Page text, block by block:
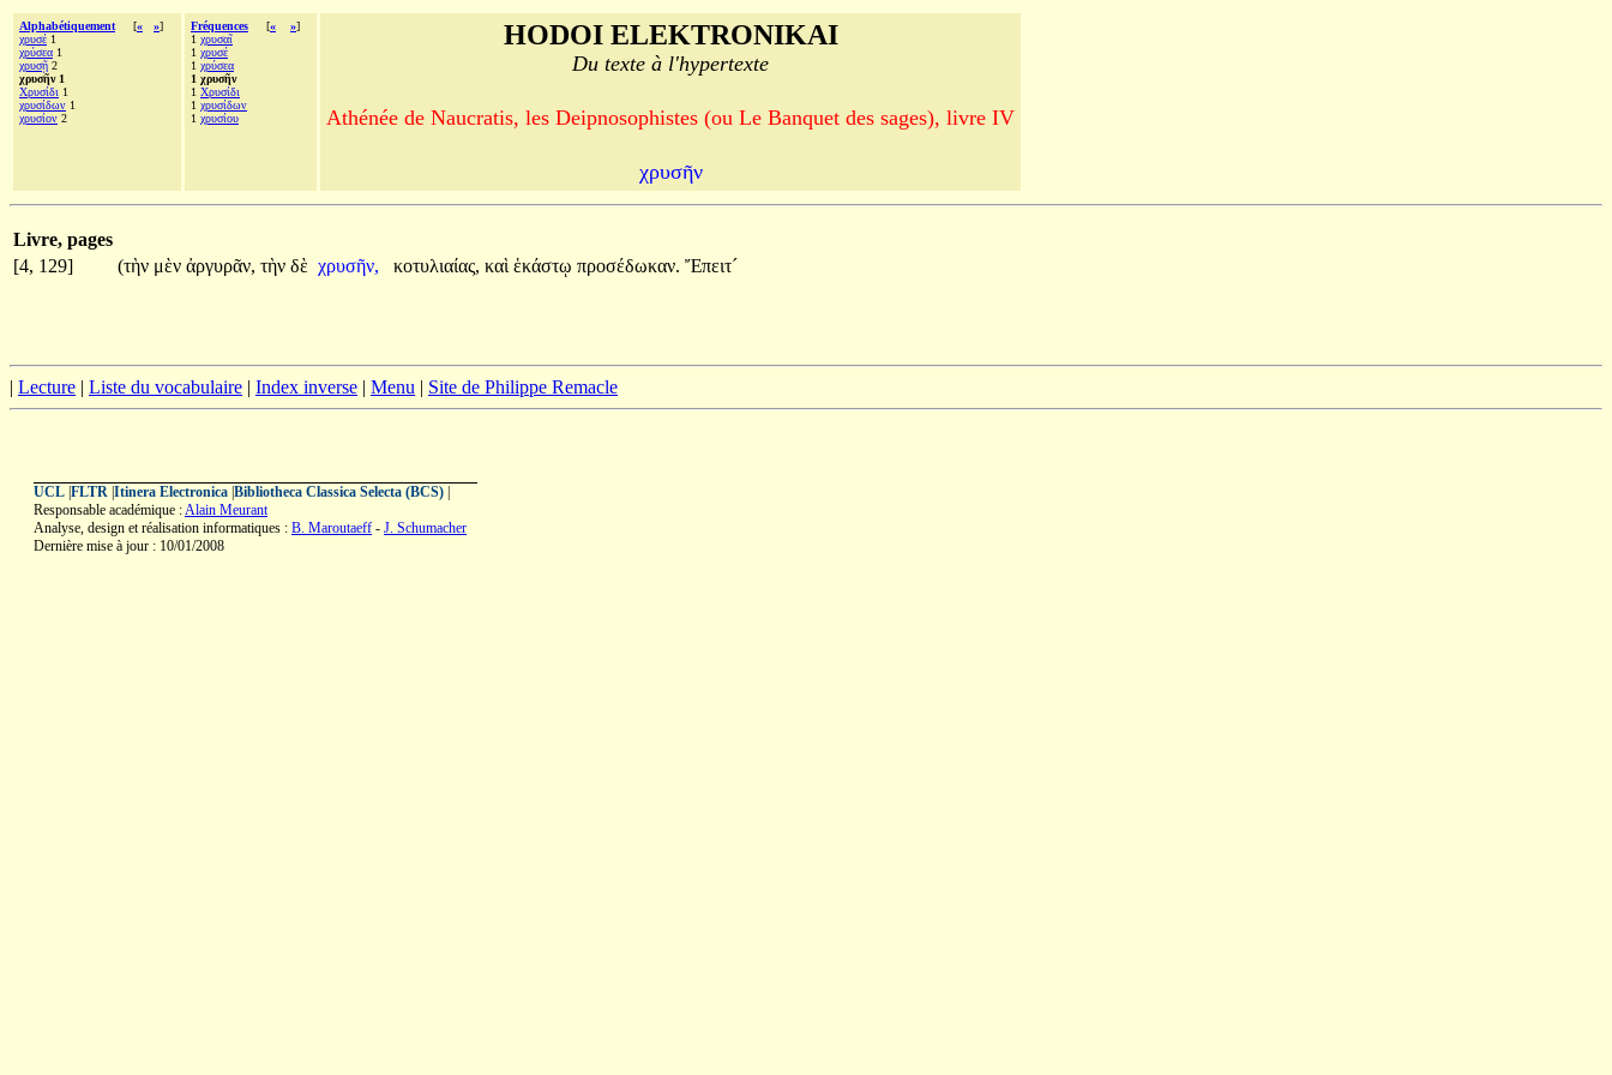
Alphabétiquement [« »]
χρυσέ 1
χρύσεα 1
χρυσῇ 2
χρυσῆν 1
Χρυσίδι 1
χρυσίδων 1
χρυσίον 2
Fréquences [« »]
1 χρυσαῖ
1 χρυσέ
1 χρύσεα
1 χρυσῆν
1 Χρυσίδι
1 χρυσίδων
1 χρυσίου
HODOI ELEKTRONIKAI
Du texte à l'hypertexte
Athénée de Naucratis, les Deipnosophistes (ou Le Banquet des sages), livre IV
χρυσῆν
Livre, pages
[4, 129]
(τὴν μὲν ἀργυρᾶν, τὴν δὲ χρυσῆν, κοτυλιαίας, καὶ ἑκάστῳ προσέδωκαν. Ἔπειτ´
| Lecture | Liste du vocabulaire | Index inverse | Menu | Site de Philippe Remacle
UCL FLTR Itinera Electronica Bibliotheca Classica Selecta (BCS)
Responsable académique :Alain Meurant
Analyse, design et réalisation informatiques : B. Maroutaeff - J. Schumacher
Dernière mise à jour : 10/01/2008